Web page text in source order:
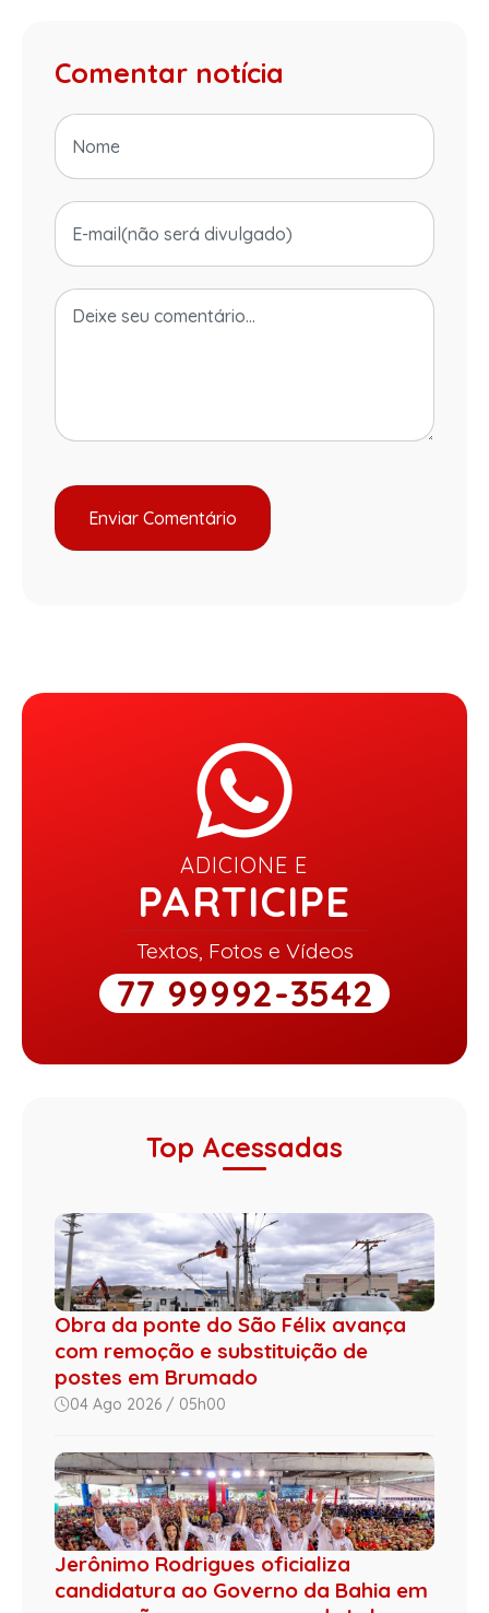
Comentar notícia
ADICIONE E
PARTICIPE
Textos, Fotos e Vídeos
77 99992-3542
Top Acessadas
Obra da ponte do São Félix avança
com remoção e substituição de
postes em Brumado
04 Ago 2026 / 05h00
Jerônimo Rodrigues oficializa
candidatura ao Governo da Bahia em